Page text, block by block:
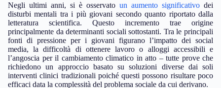
Negli ultimi anni, si è osservato un aumento significativo dei
disturbi mentali tra i più giovani secondo quanto riportato dalla
letteratura scientifica. Questo incremento trae origine
principalmente da determinanti sociali sottostanti. Tra le principali
fonti di pressione per i giovani figurano l’impatto dei social
media, la difficoltà di ottenere lavoro o alloggi accessibili e
l’angoscia per il cambiamento climatico in atto – tutte prove che
richiedono un approccio basato su soluzioni diverse dai soli
interventi clinici tradizionali poiché questi possono risultare poco
efficaci data la complessità del problema sociale da cui derivano.